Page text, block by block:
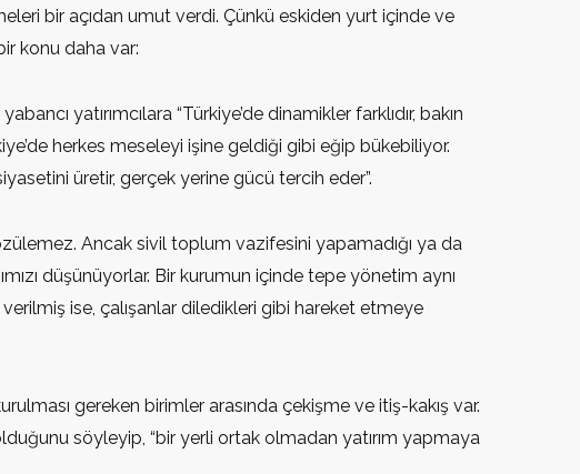
bir açıdan umut verdi. Çünkü eskiden yurt içinde ve
konu daha var:
yatırımcılara “Türkiye’de dinamikler farklıdır, bakın
herkes meseleyi işine geldiği gibi eğip bükebiliyor.
üretir, gerçek yerine gücü tercih eder”.
Ancak sivil toplum vazifesini yapamadığı ya da
düşünüyorlar. Bir kurumun içinde tepe yönetim aynı
ise, çalışanlar diledikleri gibi hareket etmeye
gereken birimler arasında çekişme ve itiş-kakış var.
söyleyip, “bir yerli ortak olmadan yatırım yapmaya